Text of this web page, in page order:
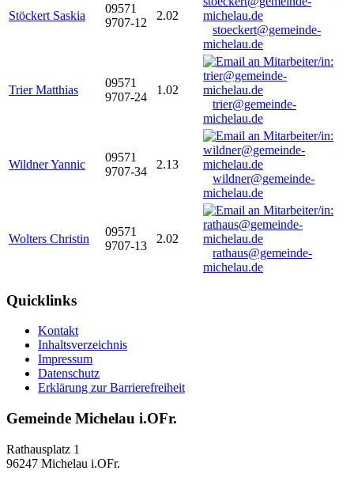
Stöckert Saskia
09571
9707-12
2.02
stoeckert@gemeinde-
michelau.de
Trier Matthias
09571
9707-24
1.02
trier@gemeinde-
michelau.de
Wildner Yannic
09571
9707-34
2.13
wildner@gemeinde-
michelau.de
Wolters Christin
09571
9707-13
2.02
rathaus@gemeinde-
michelau.de
Quicklinks
Kontakt
Inhaltsverzeichnis
Impressum
Datenschutz
Erklärung zur Barrierefreiheit
Gemeinde Michelau i.OFr.
Rathausplatz 1
96247 Michelau i.OFr.